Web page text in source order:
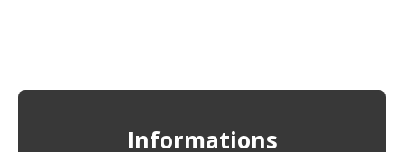
Informations